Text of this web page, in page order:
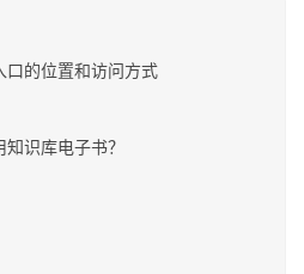
口的位置和访问方式
识库电子书？